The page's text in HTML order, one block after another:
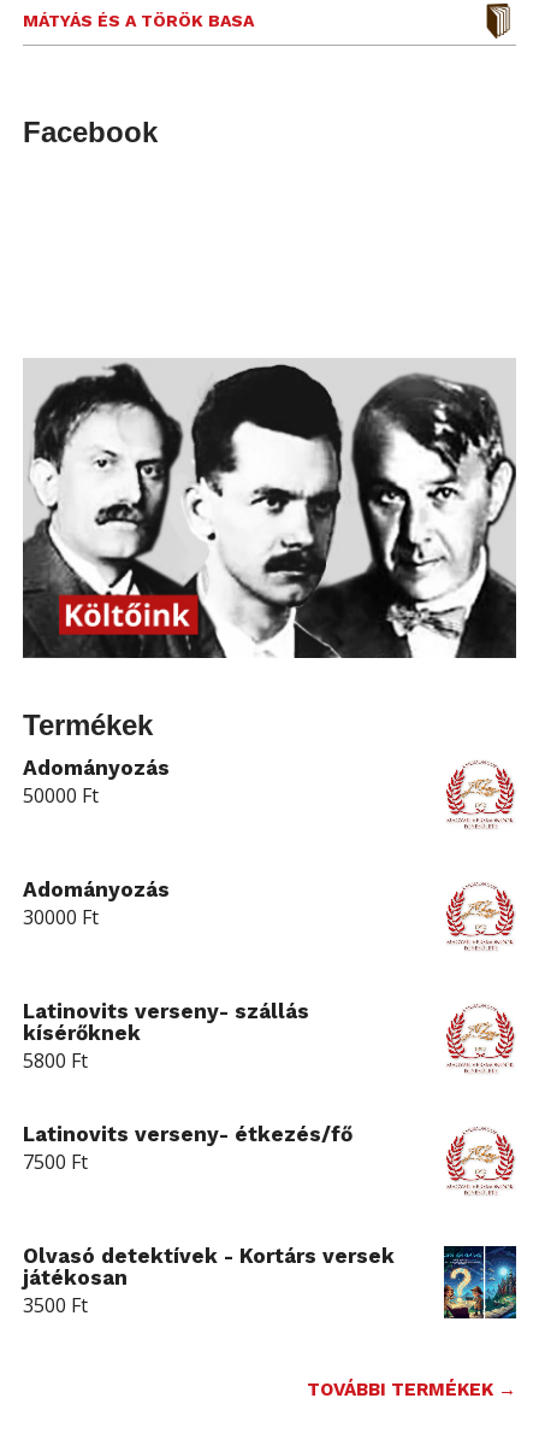
MÁTYÁS ÉS A TÖRÖK BASA
Facebook
Termékek
Adományozás
50000 Ft
Adományozás
30000 Ft
Latinovits verseny- szállás
kísérőknek
5800 Ft
Latinovits verseny- étkezés/fő
7500 Ft
Olvasó detektívek - Kortárs versek
játékosan
3500 Ft
TOVÁBBI TERMÉKEK →